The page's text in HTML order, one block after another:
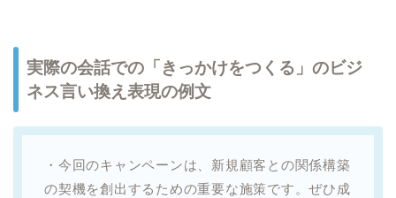
実際の会話での「きっかけをつくる」のビジ
ネス言い換え表現の例文
・今回のキャンペーンは、新規顧客との関係構築
の契機を創出するための重要な施策です。ぜひ成